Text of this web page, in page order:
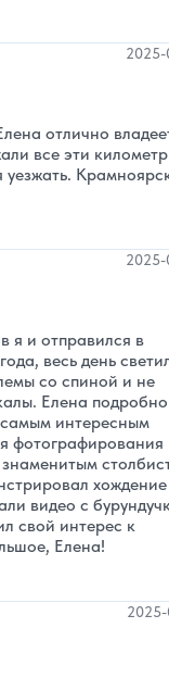
2025-
отлично
все эти
2025-
я и отправился в
весь день
со спиной и не
Елена подробно
самым интересным
фотографирования
видео с
свой интерес к
Елена!